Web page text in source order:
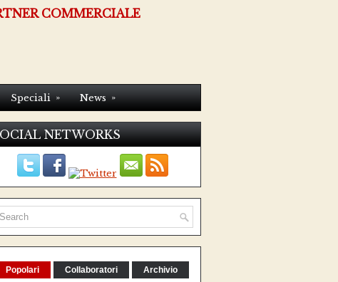
COMMERCIALE
Speciali » News »
NETWORKS
Popolari Collaboratori Archivio